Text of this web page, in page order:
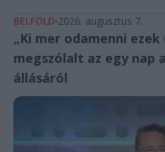
BELFÖLD 2026. augusztus 7.
„Ki mer odamenni
megszólalt az egy
állásáról